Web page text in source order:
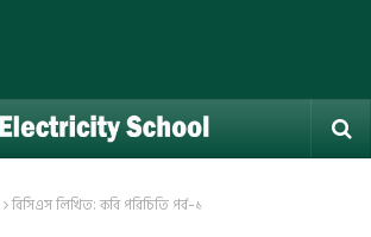
বিসিএস লিখিত: কবি পরিচিতি পর্ব-১